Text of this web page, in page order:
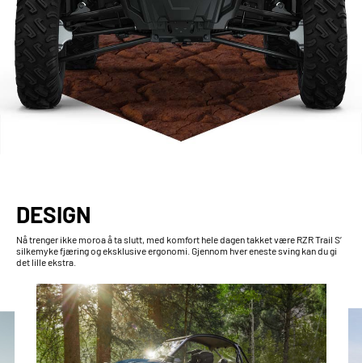
DESIGN
Nå trenger ikke moroa å ta slutt, med komfort hele dagen takket være RZR Trail S’
silkemyke fjæring og eksklusive ergonomi. Gjennom hver eneste sving kan du gi
det lille ekstra.